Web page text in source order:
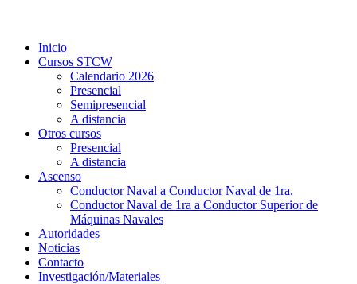
Inicio
Cursos STCW
Calendario 2026
Presencial
Semipresencial
A distancia
Otros cursos
Presencial
A distancia
Ascenso
Conductor Naval a Conductor Naval de 1ra.
Conductor Naval de 1ra a Conductor Superior de
Máquinas Navales
Autoridades
Noticias
Contacto
Investigación/Materiales